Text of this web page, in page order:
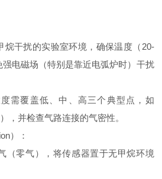
烷干扰的实验室环境，确保温度（20-
电磁场（特别是靠近电弧炉时）干扰
需覆盖低、中、高三个典型点，如
，并检查气路连接的气密性。
）‌：
（零气），将传感器置于无甲烷环境